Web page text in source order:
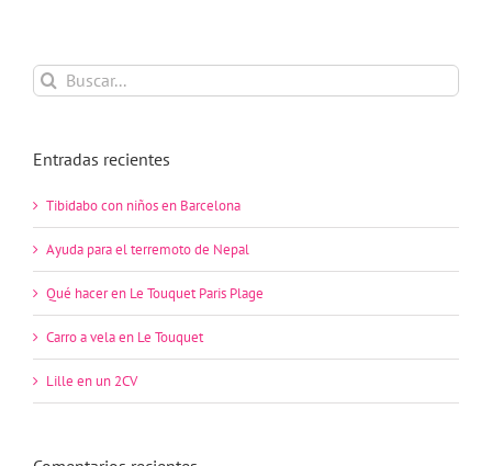
Buscar:
Entradas recientes
Tibidabo con niños en Barcelona
Ayuda para el terremoto de Nepal
Qué hacer en Le Touquet Paris Plage
Carro a vela en Le Touquet
Lille en un 2CV